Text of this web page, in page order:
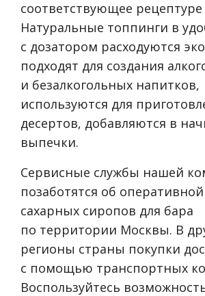
соответствующее
Натуральные топпинги в
с дозатором расходуются
подходят для создания
и безалкогольных напитков,
используются для
десертов, добавляются в
выпечки.
Сервисные службы нашей
позаботятся об
сахарных сиропов для бара
по территории Москвы. В
регионы страны покупки
с помощью транспортных
Воспользуйтесь